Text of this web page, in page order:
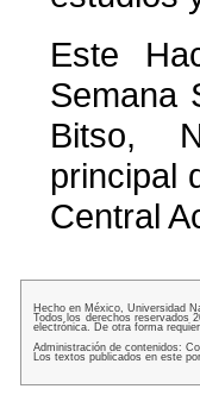
Este
Semana
Bitso,
principal
Central
Hecho en México, Universidad
Todos los derechos reservados
electrónica. De otra forma
Administración de contenidos:
Los textos publicados en este